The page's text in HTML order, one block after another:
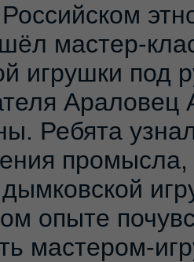
мастер-
игрушки под
Араловец
Ребята
опыте
мастером-